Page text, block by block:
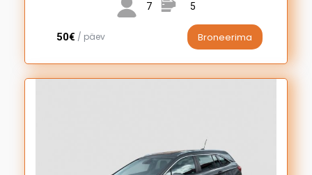
7 5
50€ / päev Broneerima